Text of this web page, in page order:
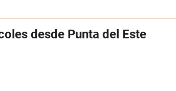
desde Punta del Este